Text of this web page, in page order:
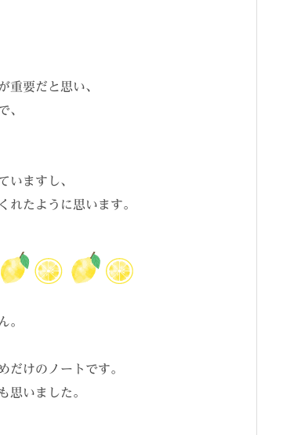
重要だと思い、
、
いますし、
れたように思います。
。
だけのノートです。
思いました。